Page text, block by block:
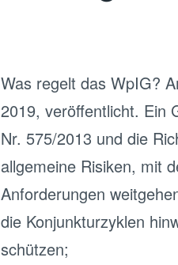
Was regelt das WpIG?
2019, veröffentlicht. Ein
Nr. 575/2013 und die
allgemeine Risiken, mit
Anforderungen
die Konjunkturzyklen
schützen;